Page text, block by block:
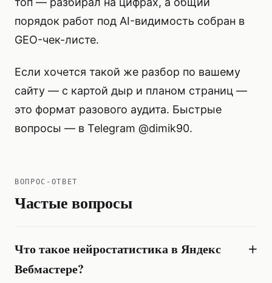
порядок работ под AI-видимость собран в
GEO-чек-листе.
Если хочется такой же разбор по вашему
сайту — с картой дыр и планом страниц —
это формат разового аудита. Быстрые
вопросы — в Telegram @dimik90.
ВОПРОС-ОТВЕТ
Частые вопросы
Что такое нейростатистика в Яндекс
Вебмастере?